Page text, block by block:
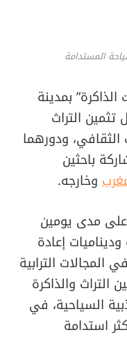
المستدامة
بمدينة
تثمين التراث
الثقافي، ودورهما
باحثين
وخارجه.
مدى يومين
إعادة
الترابية
التراث والذاكرة
السياحية، في
استدامة